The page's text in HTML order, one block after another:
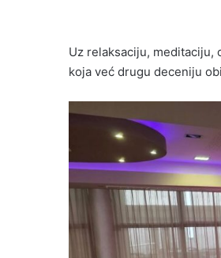
Uz relaksaciju, meditaciju,
koja već drugu deceniju